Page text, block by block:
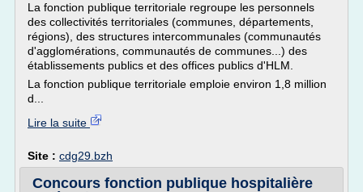
La fonction publique territoriale regroupe les personnels
des collectivités territoriales (communes, départements,
régions), des structures intercommunales (communautés
d'agglomérations, communautés de communes...) des
établissements publics et des offices publics d'HLM.
La fonction publique territoriale emploie environ 1,8 million
d...
Lire la suite
Site : cdg29.bzh
Concours fonction publique hospitalière